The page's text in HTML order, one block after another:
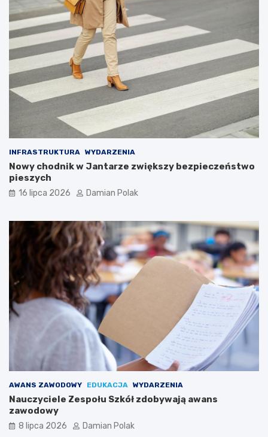
INFRASTRUKTURA WYDARZENIA
Nowy chodnik w Jantarze zwiększy bezpieczeństwo
pieszych
16 lipca 2026 Damian Polak
AWANS ZAWODOWY EDUKACJA WYDARZENIA
Nauczyciele Zespołu Szkół zdobywają awans
zawodowy
8 lipca 2026 Damian Polak